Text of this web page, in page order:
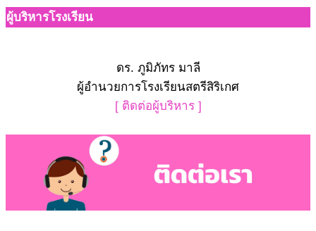
ผู้บริหารโรงเรียน
ดร. ภูมิภัทร มาลี
ผู้อำนวยการโรงเรียนสตรีสิริเกศ
[ ติดต่อผู้บริหาร ]